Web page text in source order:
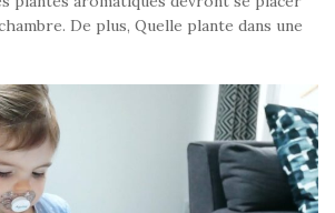
De plus, Quelle plante dans une